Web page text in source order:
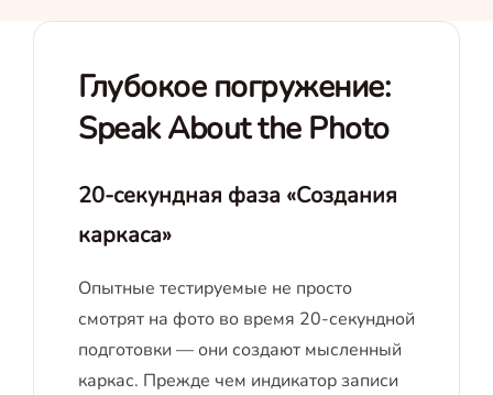
Глубокое погружение:
Speak About the Photo
20-секундная фаза «Создания
каркаса»
Опытные тестируемые не просто
смотрят на фото во время 20-секундной
подготовки — они создают мысленный
каркас. Прежде чем индикатор записи